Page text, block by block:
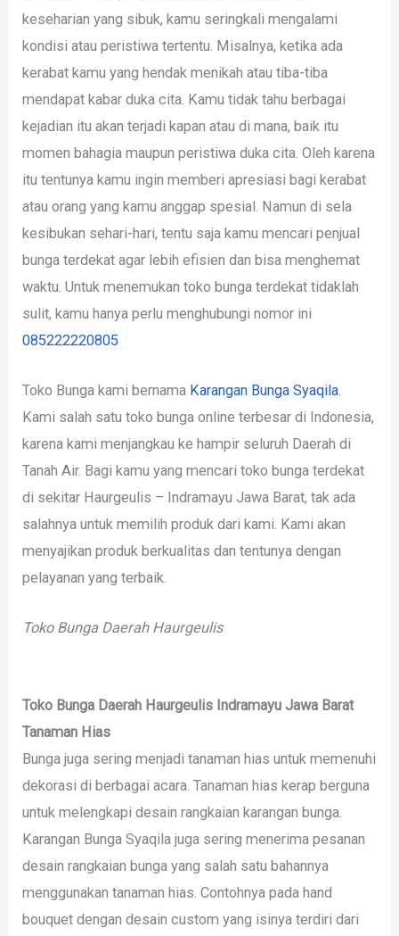
keseharian yang sibuk, kamu seringkali mengalami
kondisi atau peristiwa tertentu. Misalnya, ketika ada
kerabat kamu yang hendak menikah atau tiba-tiba
mendapat kabar duka cita. Kamu tidak tahu berbagai
kejadian itu akan terjadi kapan atau di mana, baik itu
momen bahagia maupun peristiwa duka cita. Oleh karena
itu tentunya kamu ingin memberi apresiasi bagi kerabat
atau orang yang kamu anggap spesial. Namun di sela
kesibukan sehari-hari, tentu saja kamu mencari penjual
bunga terdekat agar lebih efisien dan bisa menghemat
waktu. Untuk menemukan toko bunga terdekat tidaklah
sulit, kamu hanya perlu menghubungi nomor ini
085222220805
Toko Bunga kami bernama Karangan Bunga Syaqila.
Kami salah satu toko bunga online terbesar di Indonesia,
karena kami menjangkau ke hampir seluruh Daerah di
Tanah Air. Bagi kamu yang mencari toko bunga terdekat
di sekitar Haurgeulis – Indramayu Jawa Barat, tak ada
salahnya untuk memilih produk dari kami. Kami akan
menyajikan produk berkualitas dan tentunya dengan
pelayanan yang terbaik.
Toko Bunga Daerah Haurgeulis
Toko Bunga Daerah Haurgeulis Indramayu Jawa Barat
Tanaman Hias
Bunga juga sering menjadi tanaman hias untuk memenuhi
dekorasi di berbagai acara. Tanaman hias kerap berguna
untuk melengkapi desain rangkaian karangan bunga.
Karangan Bunga Syaqila juga sering menerima pesanan
desain rangkaian bunga yang salah satu bahannya
menggunakan tanaman hias. Contohnya pada hand
bouquet dengan desain custom yang isinya terdiri dari